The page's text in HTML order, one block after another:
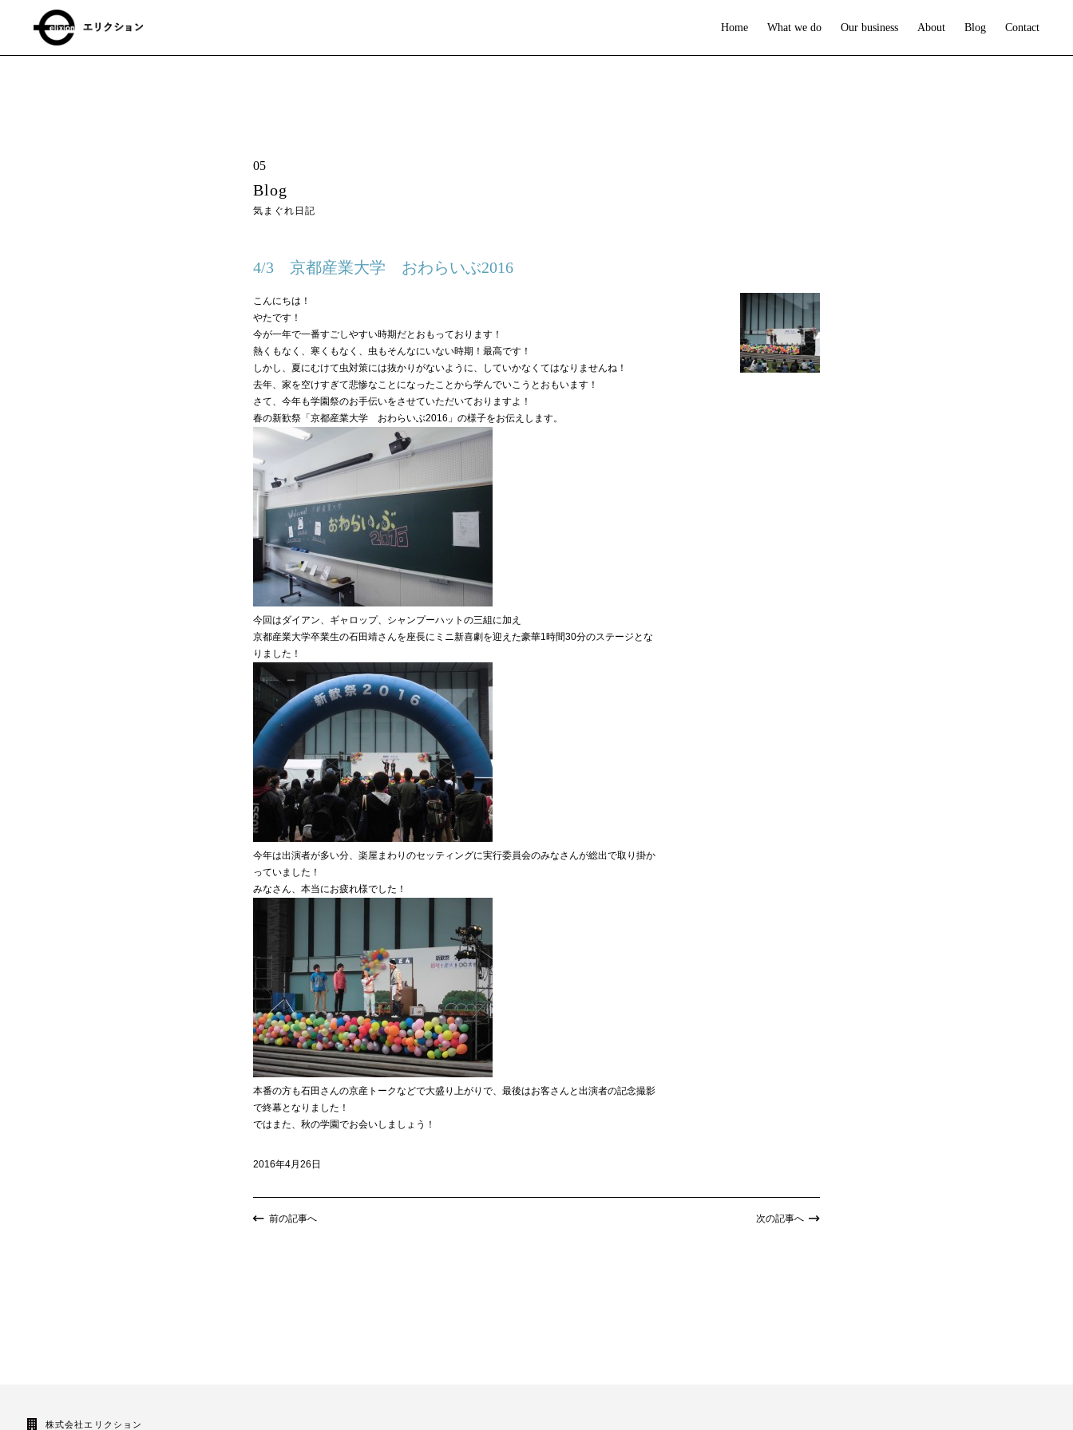
Home What we do Our business About Blog Contact
05
Blog
気まぐれ日記
4/3 京都産業大学 おわらいぶ2016
こんにちは！
やたです！
今が一年で一番すごしやすい時期だとおもっております！
熱くもなく、寒くもなく、虫もそんなにいない時期！最高です！
しかし、夏にむけて虫対策には抜かりがないように、していかなくてはなりませんね！
去年、家を空けすぎて悲惨なことになったことから学んでいこうとおもいます！
さて、今年も学園祭のお手伝いをさせていただいておりますよ！
春の新歓祭「京都産業大学 おわらいぶ2016」の様子をお伝えします。
今回はダイアン、ギャロップ、シャンプーハットの三組に加え
京都産業大学卒業生の石田靖さんを座長にミニ新喜劇を迎えた豪華1時間30分のステージとな
りました！
今年は出演者が多い分、楽屋まわりのセッティングに実行委員会のみなさんが総出で取り掛か
っていました！
みなさん、本当にお疲れ様でした！
本番の方も石田さんの京産トークなどで大盛り上がりで、最後はお客さんと出演者の記念撮影
で終幕となりました！
ではまた、秋の学園でお会いしましょう！
2016年4月26日
前の記事へ 次の記事へ
株式会社エリクション